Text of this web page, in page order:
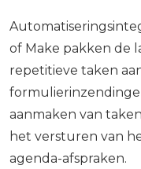
of Make pakken de
repetitieve taken
aanmaken van
het versturen van
agenda-afspraken.